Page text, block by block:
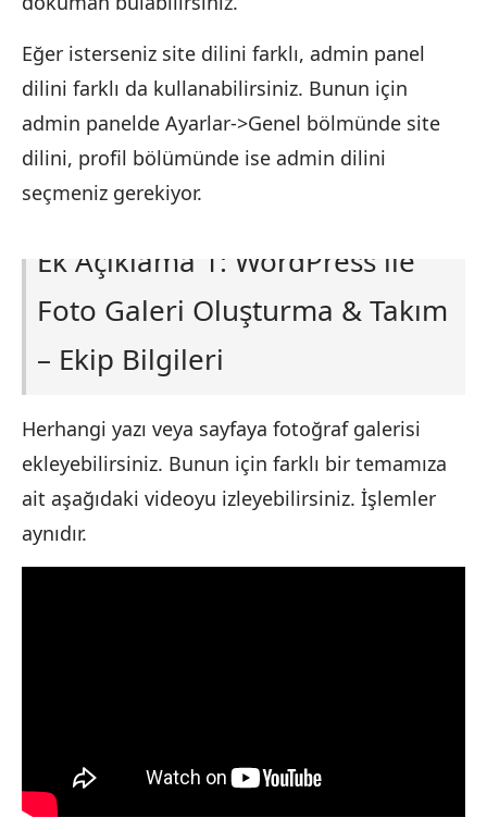
Eğer isterseniz site dilini farklı, admin panel
dilini farklı da kullanabilirsiniz. Bunun için
admin panelde Ayarlar->Genel bölmünde site
dilini, profil bölümünde ise admin dilini
seçmeniz gerekiyor.
Ek Açıklama 1: WordPress ile
Foto Galeri Oluşturma & Takım
– Ekip Bilgileri
Herhangi yazı veya sayfaya fotoğraf galerisi
ekleyebilirsiniz. Bunun için farklı bir temamıza
ait aşağıdaki videoyu izleyebilirsiniz. İşlemler
aynıdır.